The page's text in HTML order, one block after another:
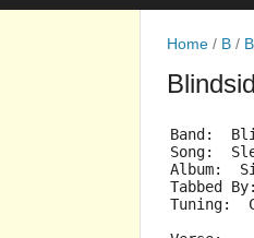
Home / B /
Band:
Song:
Album:
Tabbed
Tuning: